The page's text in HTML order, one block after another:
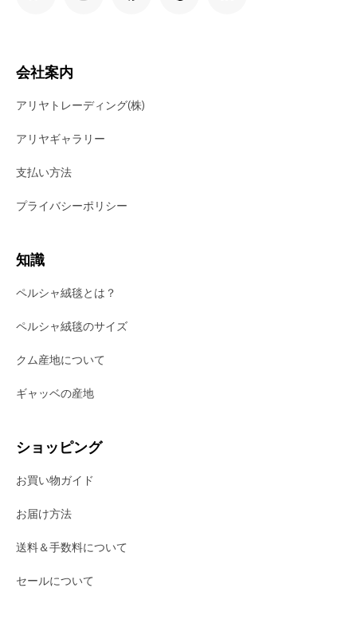
会社案内
アリヤトレーディング(株)
アリヤギャラリー
支払い方法
プライバシーポリシー
知識
ペルシャ絨毯とは？
ペルシャ絨毯のサイズ
クム産地について
ギャッベの産地
ショッピング
お買い物ガイド
お届け方法
送料＆手数料について
セールについて